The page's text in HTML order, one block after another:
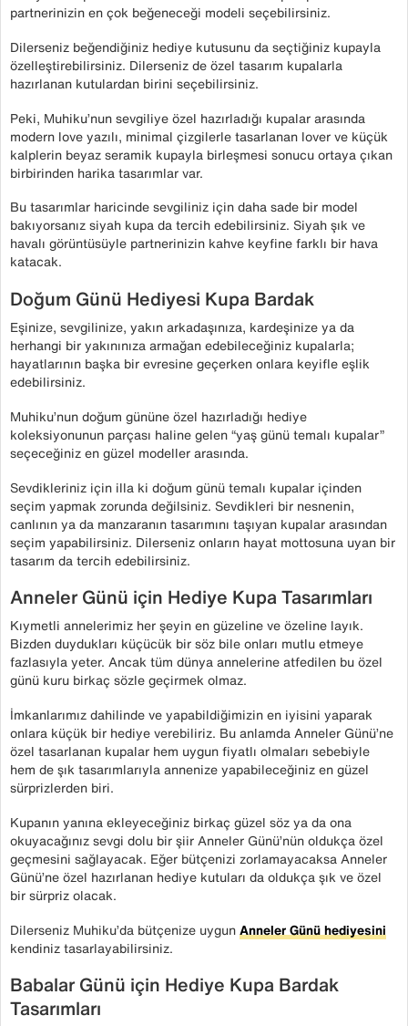
partnerinizin en çok beğeneceği modeli seçebilirsiniz.
Dilerseniz beğendiğiniz hediye kutusunu da seçtiğiniz kupayla
özelleştirebilirsiniz. Dilerseniz de özel tasarım kupalarla
hazırlanan kutulardan birini seçebilirsiniz.
Peki, Muhiku’nun sevgiliye özel hazırladığı kupalar arasında
modern love yazılı, minimal çizgilerle tasarlanan lover ve küçük
kalplerin beyaz seramik kupayla birleşmesi sonucu ortaya çıkan
birbirinden harika tasarımlar var.
Bu tasarımlar haricinde sevgiliniz için daha sade bir model
bakıyorsanız siyah kupa da tercih edebilirsiniz. Siyah şık ve
havalı görüntüsüyle partnerinizin kahve keyfine farklı bir hava
katacak.
Doğum Günü Hediyesi Kupa Bardak
Eşinize, sevgilinize, yakın arkadaşınıza, kardeşinize ya da
herhangi bir yakınınıza armağan edebileceğiniz kupalarla;
hayatlarının başka bir evresine geçerken onlara keyifle eşlik
edebilirsiniz.
Muhiku’nun doğum gününe özel hazırladığı hediye
koleksiyonunun parçası haline gelen “yaş günü temalı kupalar”
seçeceğiniz en güzel modeller arasında.
Sevdikleriniz için illa ki doğum günü temalı kupalar içinden
seçim yapmak zorunda değilsiniz. Sevdikleri bir nesnenin,
canlının ya da manzaranın tasarımını taşıyan kupalar arasından
seçim yapabilirsiniz. Dilerseniz onların hayat mottosuna uyan bir
tasarım da tercih edebilirsiniz.
Anneler Günü için Hediye Kupa Tasarımları
Kıymetli annelerimiz her şeyin en güzeline ve özeline layık.
Bizden duydukları küçücük bir söz bile onları mutlu etmeye
fazlasıyla yeter. Ancak tüm dünya annelerine atfedilen bu özel
günü kuru birkaç sözle geçirmek olmaz.
İmkanlarımız dahilinde ve yapabildiğimizin en iyisini yaparak
onlara küçük bir hediye verebiliriz. Bu anlamda Anneler Günü’ne
özel tasarlanan kupalar hem uygun fiyatlı olmaları sebebiyle
hem de şık tasarımlarıyla annenize yapabileceğiniz en güzel
sürprizlerden biri.
Kupanın yanına ekleyeceğiniz birkaç güzel söz ya da ona
okuyacağınız sevgi dolu bir şiir Anneler Günü’nün oldukça özel
geçmesini sağlayacak. Eğer bütçenizi zorlamayacaksa Anneler
Günü’ne özel hazırlanan hediye kutuları da oldukça şık ve özel
bir sürpriz olacak.
Dilerseniz Muhiku’da bütçenize uygunAnneler Günü hediyesini
kendiniz tasarlayabilirsiniz.
Babalar Günü için Hediye Kupa Bardak
Tasarımları